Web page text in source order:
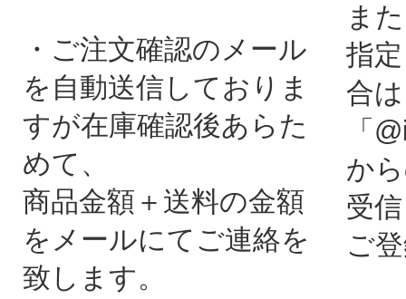
・ご注文確認のメール
を自動送信しておりま
すが在庫確認後あらた
めて、
商品金額＋送料の金額
をメールにてご連絡を
致します。
ま
指
合
「
か
受
ご